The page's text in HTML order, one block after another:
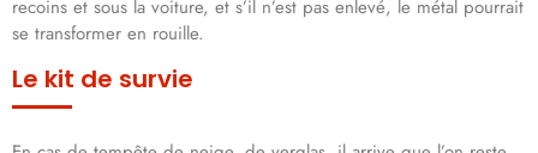
recoins et sous la voiture, et s’il n’est pas enlevé, le métal pourrait
se transformer en rouille.
Le kit de survie